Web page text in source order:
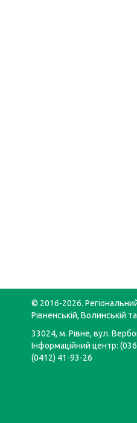
© 2016-2026.
Рівненській, Волинській
33024, м. Рівне, вул.
Інформаційний центр:
(0412) 41-93-26